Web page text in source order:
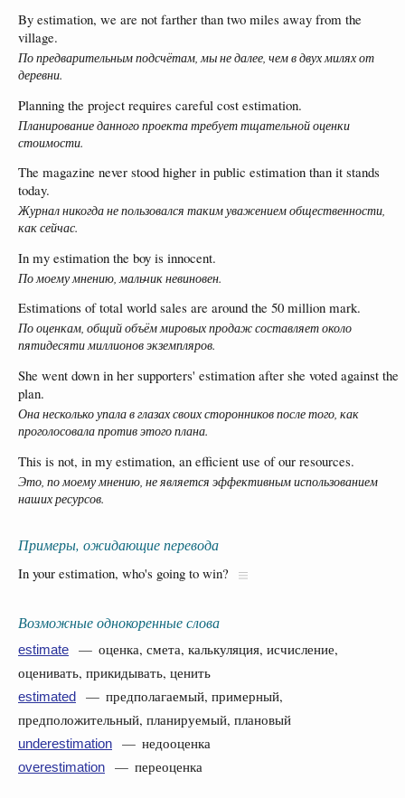
By estimation, we are not farther than two miles away from the
village.
По предварительным подсчётам, мы не далее, чем в двух милях от
деревни.
Planning the project requires careful cost estimation.
Планирование данного проекта требует тщательной оценки
стоимости.
The magazine never stood higher in public estimation than it stands
today.
Журнал никогда не пользовался таким уважением общественности,
как сейчас.
In my estimation the boy is innocent.
По моему мнению, мальчик невиновен.
Estimations of total world sales are around the 50 million mark.
По оценкам, общий объём мировых продаж составляет около
пятидесяти миллионов экземпляров.
She went down in her supporters' estimation after she voted against the
plan.
Она несколько упала в глазах своих сторонников после того, как
проголосовала против этого плана.
This is not, in my estimation, an efficient use of our resources.
Это, по моему мнению, не является эффективным использованием
наших ресурсов.
Примеры, ожидающие перевода
In your estimation, who's going to win?
Возможные однокоренные слова
estimate
— оценка, смета, калькуляция, исчисление,
оценивать, прикидывать, ценить
estimated
— предполагаемый, примерный,
предположительный, планируемый, плановый
underestimation — недооценка
overestimation — переоценка